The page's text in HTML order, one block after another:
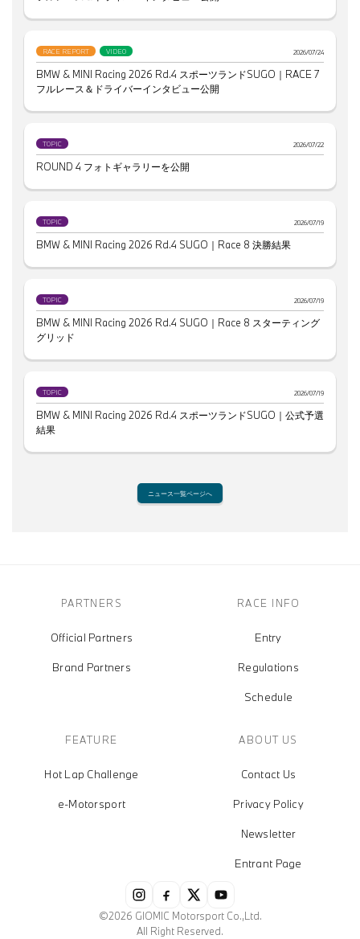
RACE REPORT VIDEO 2026/07/24
BMW & MINI Racing 2026 Rd.4 スポーツランドSUGO｜RACE 7
フルレース＆ドライバーインタビュー公開
TOPIC 2026/07/22
ROUND 4 フォトギャラリーを公開
TOPIC 2026/07/19
BMW & MINI Racing 2026 Rd.4 SUGO｜Race 8 決勝結果
TOPIC 2026/07/19
BMW & MINI Racing 2026 Rd.4 SUGO｜Race 8 スターティング
グリッド
TOPIC 2026/07/19
BMW & MINI Racing 2026 Rd.4 スポーツランドSUGO｜公式予選
結果
ニュース一覧ページへ
PARTNERS
Official Partners
Brand Partners
RACE INFO
Entry
Regulations
Schedule
FEATURE
Hot Lap Challenge
e-Motorsport
ABOUT US
Contact Us
Privacy Policy
Newsletter
Entrant Page
©2026 GIOMIC Motorsport Co.,Ltd.
All Right Reserved.